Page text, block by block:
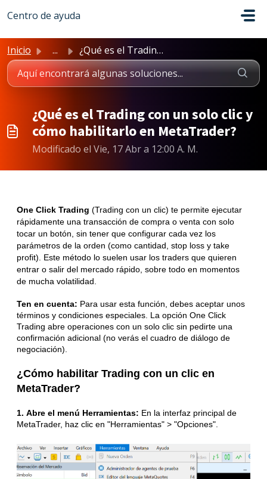
Centro de ayuda
Inicio ... ¿Qué es el Trading con un solo clic y cómo habilitarlo en...
¿Qué es el Trading con un solo clic y
cómo habilitarlo en MetaTrader?
Modificado el Vie, 17 Abr a 12:00 A. M.
One Click Trading (Trading con un clic) te permite ejecutar
rápidamente una transacción de compra o venta con solo
tocar un botón, sin tener que configurar cada vez los
parámetros de la orden (como cantidad, stop loss y take
profit). Este método lo suelen usar los traders que quieren
entrar o salir del mercado rápido, sobre todo en momentos
de mucha volatilidad.
Ten en cuenta: Para usar esta función, debes aceptar unos
términos y condiciones especiales. La opción One Click
Trading abre operaciones con un solo clic sin pedirte una
confirmación adicional (no verás el cuadro de diálogo de
negociación).
¿Cómo habilitar Trading con un clic en
MetaTrader?
1. Abre el menú Herramientas: En la interfaz principal de
MetaTrader, haz clic en "Herramientas" > "Opciones".